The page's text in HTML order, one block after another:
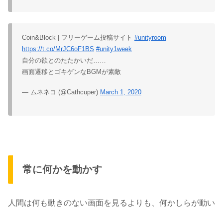
Coin&Block | フリーゲーム投稿サイト #unityroom
https://t.co/MrJC6oF1BS #unity1week
自分の欲とのたたかいだ……
画面遷移とゴキゲンなBGMが素敵
— ムネネコ (@Cathcuper) March 1, 2020
常に何かを動かす
人間は何も動きのない画面を見るよりも、 何かしらが動い